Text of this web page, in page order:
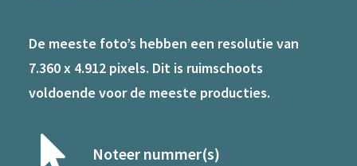
De meeste foto’s hebben een resolutie van
7.360 x 4.912 pixels. Dit is ruimschoots
voldoende voor de meeste producties.
Noteer nummer(s)